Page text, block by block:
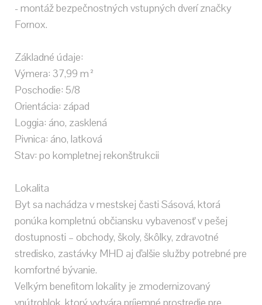
- montáž bezpečnostných vstupných dverí značky
Fornox.
Základné údaje:
Výmera: 37,99 m²
Poschodie: 5/8
Orientácia: západ
Loggia: áno, zasklená
Pivnica: áno, latková
Stav: po kompletnej rekonštrukcii
Lokalita
Byt sa nachádza v mestskej časti Sásová, ktorá
ponúka kompletnú občiansku vybavenosť v pešej
dostupnosti – obchody, školy, škôlky, zdravotné
stredisko, zastávky MHD aj ďalšie služby potrebné pre
komfortné bývanie.
Veľkým benefitom lokality je zmodernizovaný